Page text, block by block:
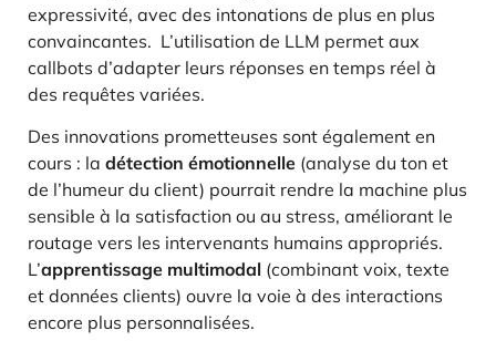
expressivité, avec des intonations de plus en plus
convaincantes. L’utilisation de LLM permet aux
callbots d’adapter leurs réponses en temps réel à
des requêtes variées.
Des innovations prometteuses sont également en
cours : la détection émotionnelle (analyse du ton et
de l’humeur du client) pourrait rendre la machine plus
sensible à la satisfaction ou au stress, améliorant le
routage vers les intervenants humains appropriés.
L’apprentissage multimodal (combinant voix, texte
et données clients) ouvre la voie à des interactions
encore plus personnalisées.